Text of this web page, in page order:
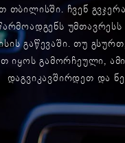
თბილისში. ჩვენ
უმთავრესს
გაწევაში. თუ
იყოს გამორჩეული,
დაგვიკავშირდეთ და